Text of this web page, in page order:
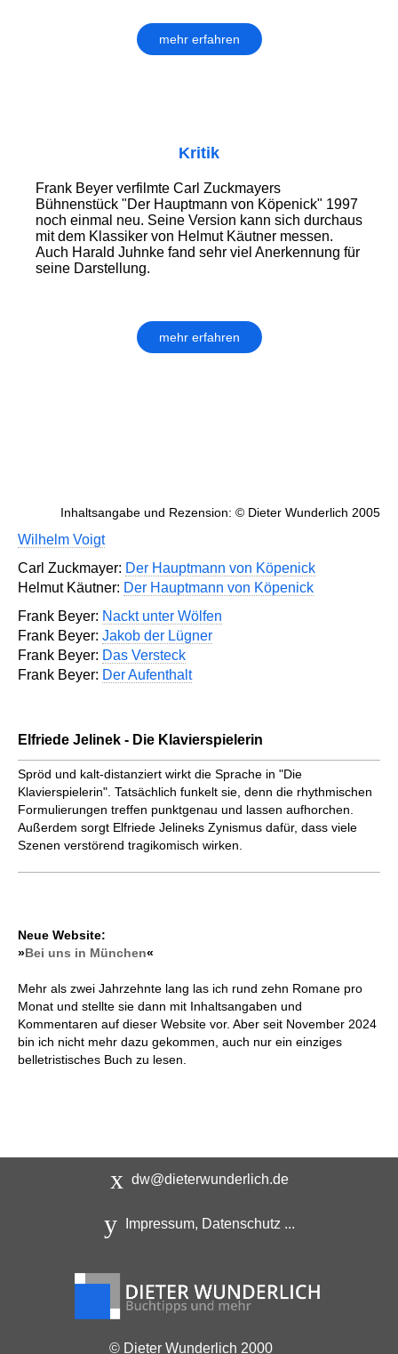
mehr erfahren
Kritik
Frank Beyer verfilmte Carl Zuckmayers
Bühnenstück "Der Hauptmann von Köpenick" 1997
noch einmal neu. Seine Version kann sich durchaus
mit dem Klassiker von Helmut Käutner messen.
Auch Harald Juhnke fand sehr viel Anerkennung für
seine Darstellung.
mehr erfahren
Inhaltsangabe und Rezension: © Dieter Wunderlich 2005
Wilhelm Voigt
Carl Zuckmayer: Der Hauptmann von Köpenick
Helmut Käutner: Der Hauptmann von Köpenick
Frank Beyer: Nackt unter Wölfen
Frank Beyer: Jakob der Lügner
Frank Beyer: Das Versteck
Frank Beyer: Der Aufenthalt
Elfriede Jelinek - Die Klavierspielerin
Spröd und kalt-distanziert wirkt die Sprache in "Die
Klavierspielerin". Tatsächlich funkelt sie, denn die rhythmischen
Formulierungen treffen punktgenau und lassen aufhorchen.
Außerdem sorgt Elfriede Jelineks Zynismus dafür, dass viele
Szenen verstörend tragikomisch wirken.
Neue Website:
»Bei uns in München«
Mehr als zwei Jahrzehnte lang las ich rund zehn Romane pro
Monat und stellte sie dann mit Inhaltsangaben und
Kommentaren auf dieser Website vor. Aber seit November 2024
bin ich nicht mehr dazu gekommen, auch nur ein einziges
belletristisches Buch zu lesen.
dw@dieterwunderlich.de
Impressum, Datenschutz ...
© Dieter Wunderlich 2000